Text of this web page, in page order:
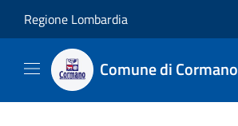
Regione Lombardia
Comune di Cormano